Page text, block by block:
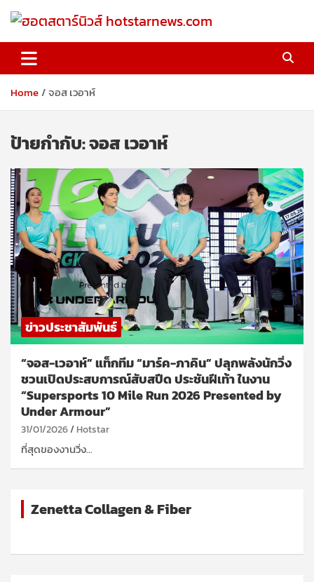
ฮอตสตาร์นิวส์ hotstarnews.com
Home จอส เวอาห์
ป้ายกำกับ:จอส เวอาห์
ข่าวประชาสัมพันธ์
“จอส-เวอาห์” แท็กทีม “มาร์ค-ภาคิน” ปลุกพลังนักวิ่ง
ชวนเปิดประสบการณ์สับสปีด ประชันฝีเท้า ในงาน
“Supersports 10 Mile Run 2026 Presented by
Under Armour”
31/01/2026 Hotstar
ที่สุดของงานวิ่ง…
Zenetta Collagen & Fiber